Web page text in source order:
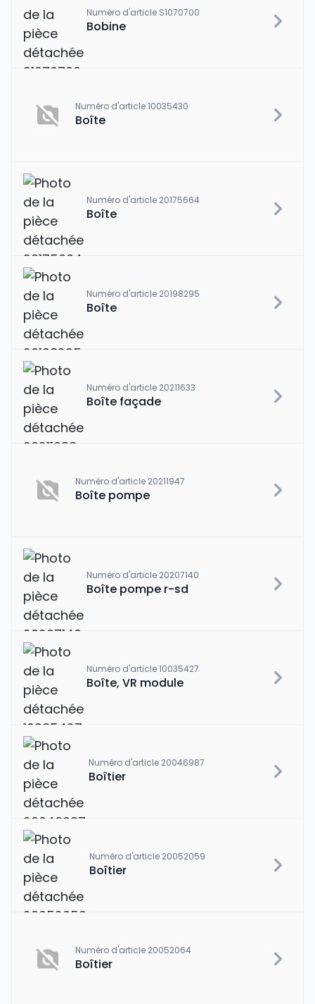
Numéro d'article S1070700
Bobine
Numéro d'article 10035430
Boîte
Numéro d'article 20175664
Boîte
Numéro d'article 20198295
Boîte
Numéro d'article 20211633
Boîte façade
Numéro d'article 20211947
Boîte pompe
Numéro d'article 20207140
Boîte pompe r-sd
Numéro d'article 10035427
Boîte, VR module
Numéro d'article 20046987
Boîtier
Numéro d'article 20052059
Boîtier
Numéro d'article 20052064
Boîtier